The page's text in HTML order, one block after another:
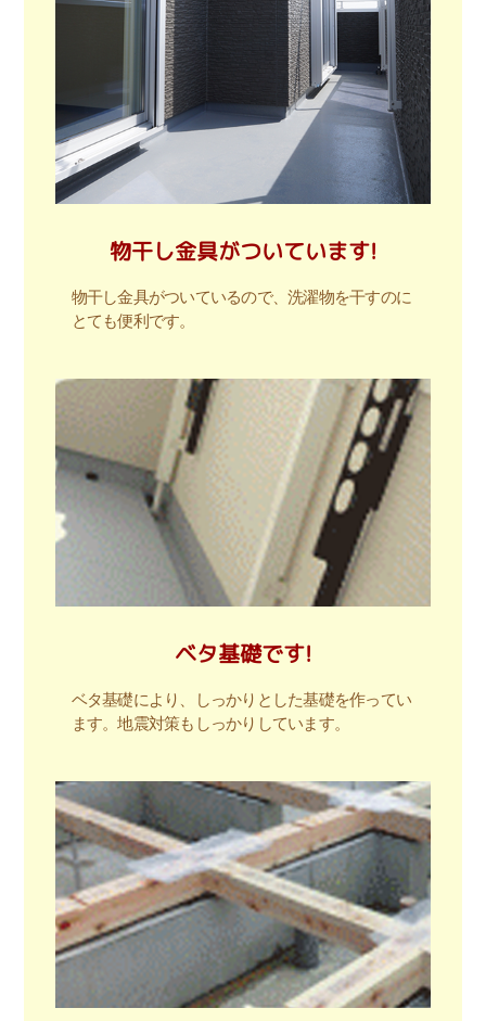
物干し金具がついています!
物干し金具がついているので、洗濯物を干すのに
とても便利です。
ベタ基礎です!
ベタ基礎により、しっかりとした基礎を作ってい
ます。地震対策もしっかりしています。